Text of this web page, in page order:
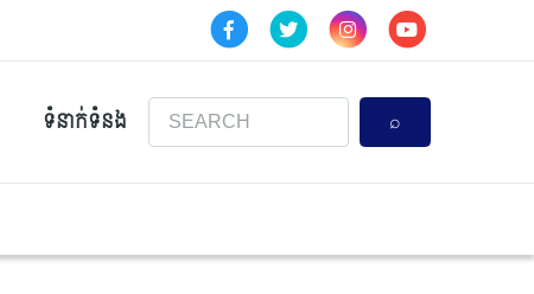
ទំនាក់ទំនង Search